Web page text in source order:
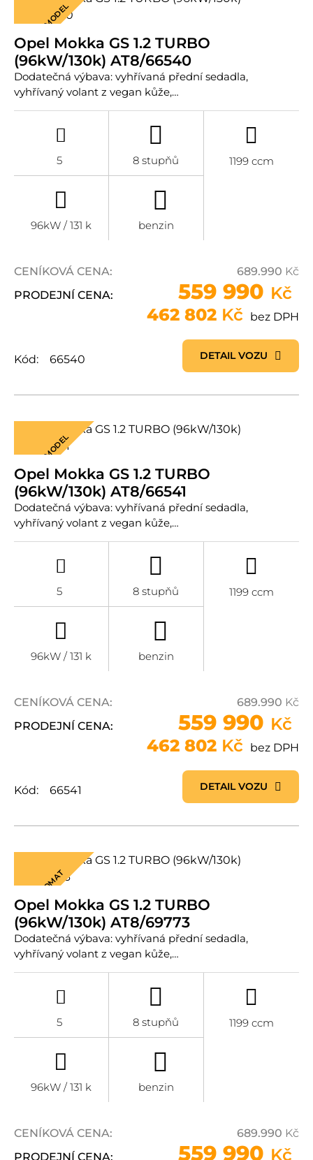
NOVÝ MODEL
Opel Mokka GS 1.2 TURBO
(96kW/130k) AT8/66540
Dodatečná výbava: vyhřívaná přední sedadla,
vyhřívaný volant z vegan kůže,…
5 8 stupňů 1199 ccm
96kW / 131 k benzin
CENÍKOVÁ CENA: 689.990 Kč
PRODEJNÍ CENA:
559 990 Kč
462 802 Kč bez DPH
Kód: 66540 DETAIL VOZU
NOVÝ MODEL
Opel Mokka GS 1.2 TURBO
(96kW/130k) AT8/66541
Dodatečná výbava: vyhřívaná přední sedadla,
vyhřívaný volant z vegan kůže,…
5 8 stupňů 1199 ccm
96kW / 131 k benzin
CENÍKOVÁ CENA: 689.990 Kč
PRODEJNÍ CENA:
559 990 Kč
462 802 Kč bez DPH
Kód: 66541 DETAIL VOZU
AUTOMAT
Opel Mokka GS 1.2 TURBO
(96kW/130k) AT8/69773
Dodatečná výbava: vyhřívaná přední sedadla,
vyhřívaný volant z vegan kůže,…
5 8 stupňů 1199 ccm
96kW / 131 k benzin
CENÍKOVÁ CENA: 689.990 Kč
PRODEJNÍ CENA:
559 990 Kč